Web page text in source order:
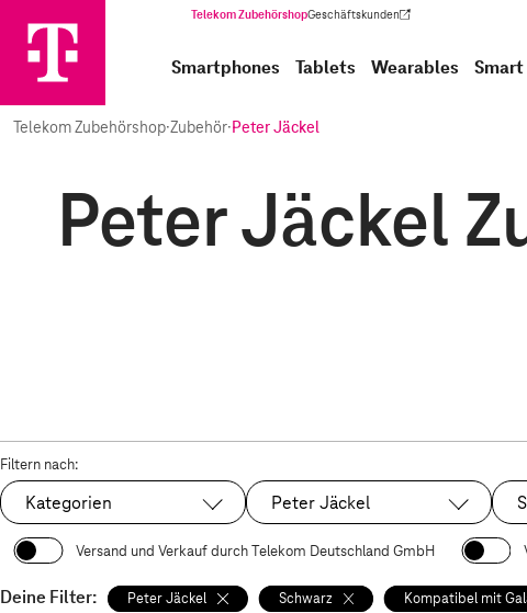
Telekom ZubehörshopGeschäftskunden
(Wird in einem neuen Tab geöffnet)
Smartphones Tablets Wearables Smart
Telekom Zubehörshop·Zubehör·Peter Jäckel
Peter Jäckel
Filtern nach:
Kategorien Ausgewählt:
Peter Jäckel
Versand und Verkauf durch Telekom Deutschland GmbH
Deine Filter: Peter Jäckel Schwarz Kompatibel mit